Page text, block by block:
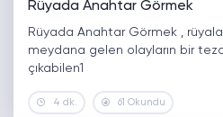
Rüyada Anahtar Görmek
Rüyada Anahtar Görmek ,
meydana gelen olayların bir
çıkabilen1
4 dk. 61 Okundu